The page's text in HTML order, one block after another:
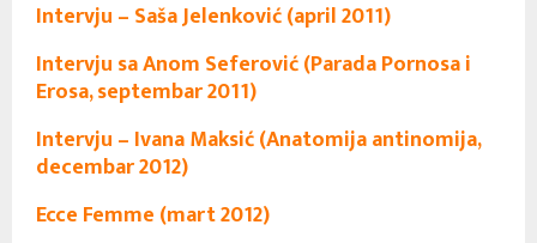
Intervju – Saša Jelenković (april 2011)
Intervju sa Anom Seferović (Parada Pornosa i
Erosa, septembar 2011)
Intervju – Ivana Maksić (Anatomija antinomija,
decembar 2012)
Ecce Femme (mart 2012)